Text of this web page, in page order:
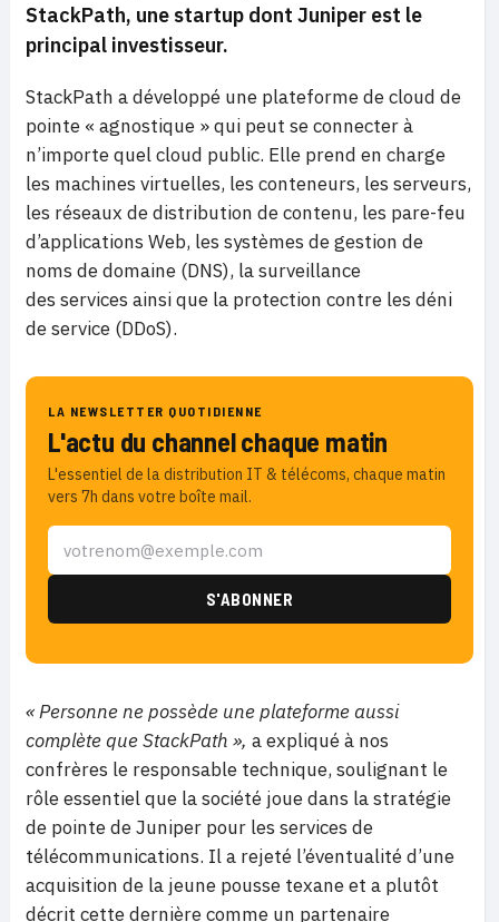
StackPath, une startup dont Juniper est le
principal investisseur.
StackPath a développé une plateforme de cloud de
pointe « agnostique » qui peut se connecter à
n’importe quel cloud public. Elle prend en charge
les machines virtuelles, les conteneurs, les serveurs,
les réseaux de distribution de contenu, les pare-feu
d’applications Web, les systèmes de gestion de
noms de domaine (DNS), la surveillance
des services ainsi que la protection contre les déni
de service (DDoS).
LA NEWSLETTER QUOTIDIENNE
L'actu du channel chaque matin
L'essentiel de la distribution IT & télécoms, chaque matin
vers 7h dans votre boîte mail.
« Personne ne possède une plateforme aussi
complète que StackPath », a expliqué à nos
confrères le responsable technique, soulignant le
rôle essentiel que la société joue dans la stratégie
de pointe de Juniper pour les services de
télécommunications. Il a rejeté l’éventualité d’une
acquisition de la jeune pousse texane et a plutôt
décrit cette dernière comme un partenaire